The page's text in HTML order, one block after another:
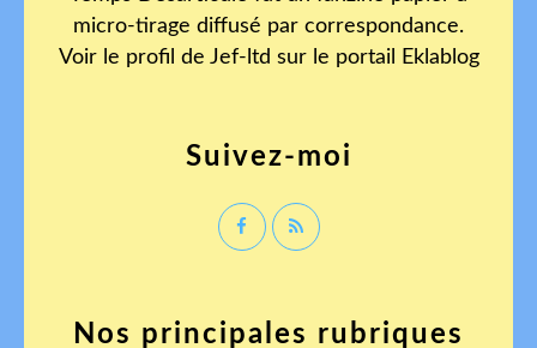
micro-tirage diffusé par correspondance.
Voir le profil de Jef-ltd sur le portail Eklablog
Suivez-moi
Nos principales rubriques